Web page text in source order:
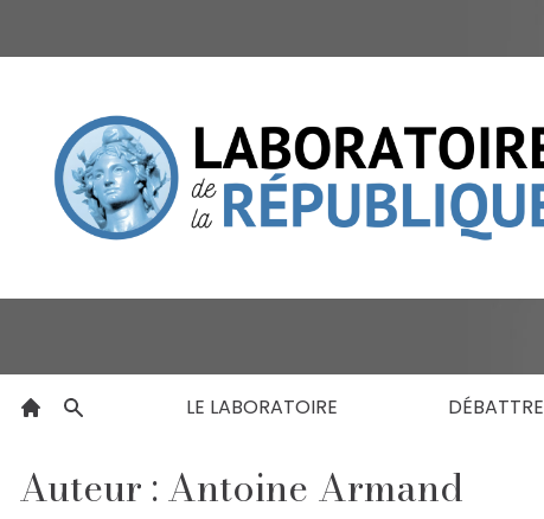
LE LABORATOIRE DÉBATTRE
Auteur : Antoine Armand